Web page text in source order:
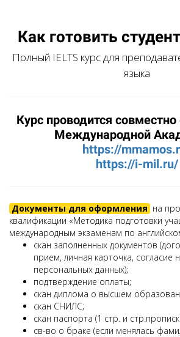
Как готовить
Полный IELTS курс для
языка
Курс проводится
Международной
https://
https://i-mil.ru/
Документы для оформления на
квалификации «Методика подготовки
международным экзаменам по
скан заполненных документов
прием, личная карточка, согласие
персональных данных);
подтверждение оплаты;
скан диплома о высшем
скан СНИЛС;
скан паспорта (1 стр. и
св-во о браке (если менялась